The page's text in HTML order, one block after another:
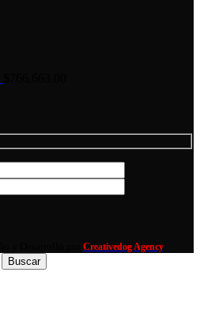
Creativedog Agency
Buscar